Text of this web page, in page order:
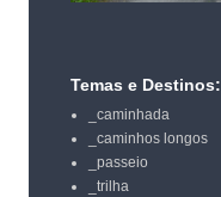
Temas e Destinos:
_caminhada
_caminhos longos
_passeio
_trilha